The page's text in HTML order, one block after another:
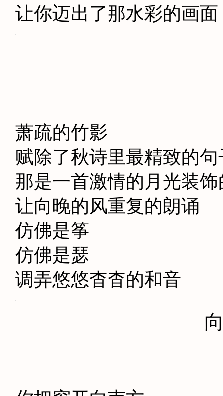
让你迈出了那水彩的画面
萧疏的竹影
赋除了秋诗里最精致的句
那是一首激情的月光装
让向晚的风重复的朗诵
仿佛是筝
仿佛是瑟
调弄悠悠杳杳的和音